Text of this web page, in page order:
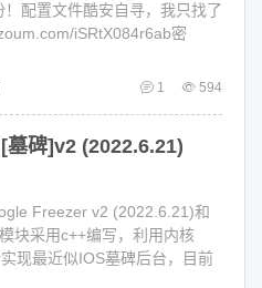
配置文件酷安自寻，我只找了
iSRtX084r6ab密
1 594
碑]v2 (2022.6.21)
Freezer v2 (2022.6.21)和
块采用c++编写，利用内核
现最近似IOS墓碑后台，目前